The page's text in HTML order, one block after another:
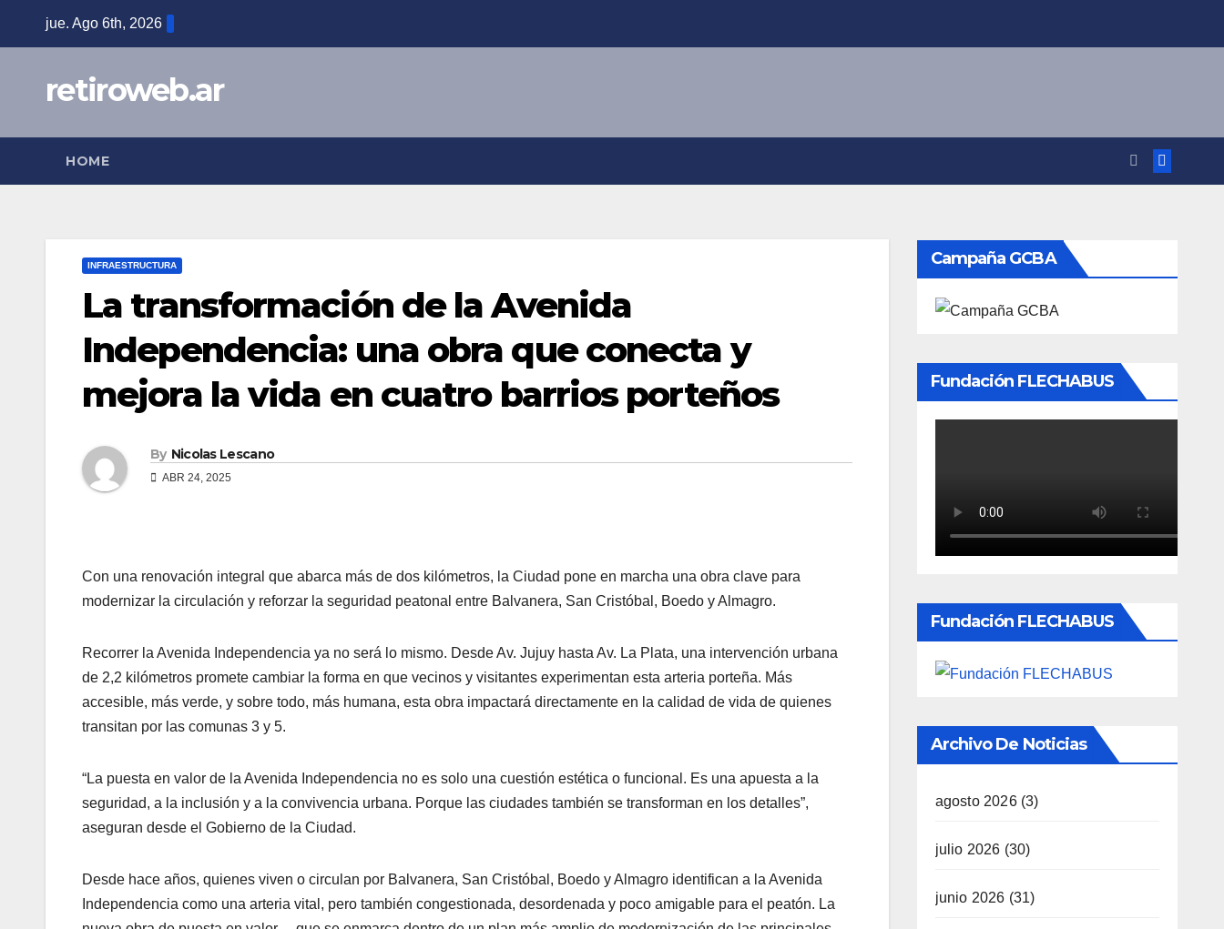
jue. Ago 6th, 2026
retiroweb.ar
HOME
INFRAESTRUCTURA
La transformación de la Avenida
Independencia: una obra que conecta y
mejora la vida en cuatro barrios porteños
By Nicolas Lescano
ABR 24, 2025
Con una renovación integral que abarca más de dos kilómetros, la Ciudad pone en marcha una obra clave para
modernizar la circulación y reforzar la seguridad peatonal entre Balvanera, San Cristóbal, Boedo y Almagro.
Recorrer la Avenida Independencia ya no será lo mismo. Desde Av. Jujuy hasta Av. La Plata, una intervención urbana
de 2,2 kilómetros promete cambiar la forma en que vecinos y visitantes experimentan esta arteria porteña. Más
accesible, más verde, y sobre todo, más humana, esta obra impactará directamente en la calidad de vida de quienes
transitan por las comunas 3 y 5.
“La puesta en valor de la Avenida Independencia no es solo una cuestión estética o funcional. Es una apuesta a la
seguridad, a la inclusión y a la convivencia urbana. Porque las ciudades también se transforman en los detalles”,
aseguran desde el Gobierno de la Ciudad.
Desde hace años, quienes viven o circulan por Balvanera, San Cristóbal, Boedo y Almagro identifican a la Avenida
Independencia como una arteria vital, pero también congestionada, desordenada y poco amigable para el peatón. La
Campaña GCBA
Fundación FLECHABUS
Fundación FLECHABUS
Archivo De Noticias
agosto 2026(3)
julio 2026 (30)
junio 2026 (31)